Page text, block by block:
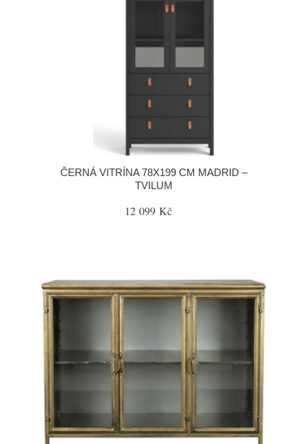
ČERNÁ VITRÍNA 78X199 CM MADRID –
TVILUM
12 099 Kč